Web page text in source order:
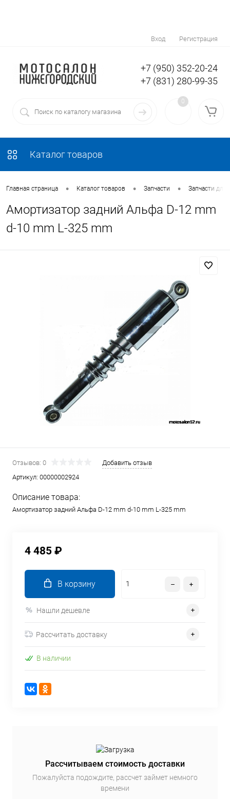
Вход Регистрация
+7 (950) 352-20-24
+7 (831) 280-99-35
0
Каталог товаров
Главная страница • Каталог товаров • Запчасти • Запчасти для
Амортизатор задний Альфа D-12 mm
d-10 mm L-325 mm
Отзывов: 0
Добавить отзыв
Артикул: 00000002924
Описание товара:
Амортизатор задний Альфа D-12 mm d-10 mm L-325 mm
4 485 ₽
В корзину
Нашли дешевле
Рассчитать доставку
В наличии
Рассчитываем стоимость доставки
Пожалуйста подождите, рассчет займет немного
времени